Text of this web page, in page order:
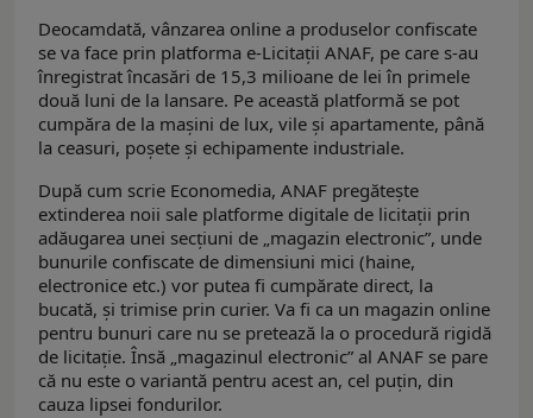
Deocamdată, vânzarea online a produselor confiscate
se va face prin platforma e-Licitații ANAF, pe care s-au
înregistrat încasări de 15,3 milioane de lei în primele
două luni de la lansare. Pe această platformă se pot
cumpăra de la mașini de lux, vile și apartamente, până
la ceasuri, poșete și echipamente industriale.
După cum scrie Economedia, ANAF pregătește
extinderea noii sale platforme digitale de licitații prin
adăugarea unei secțiuni de „magazin electronic”, unde
bunurile confiscate de dimensiuni mici (haine,
electronice etc.) vor putea fi cumpărate direct, la
bucată, și trimise prin curier. Va fi ca un magazin online
pentru bunuri care nu se pretează la o procedură rigidă
de licitație. Însă „magazinul electronic” al ANAF se pare
că nu este o variantă pentru acest an, cel puțin, din
cauza lipsei fondurilor.